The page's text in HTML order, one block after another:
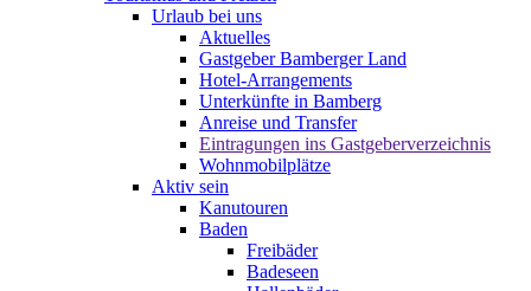
Urlaub bei uns
Aktuelles
Gastgeber Bamberger Land
Hotel-Arrangements
Unterkünfte in Bamberg
Anreise und Transfer
Eintragungen ins Gastgeberverzeichnis
Wohnmobilplätze
Aktiv sein
Kanutouren
Baden
Freibäder
Badeseen